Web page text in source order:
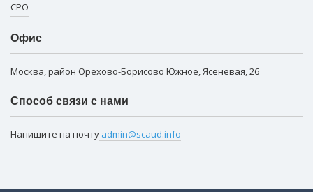
СРО
Офис
Москва, район Орехово-Борисово Южное, Ясеневая, 26
Способ связи с нами
Напишите на почту admin@scaud.info